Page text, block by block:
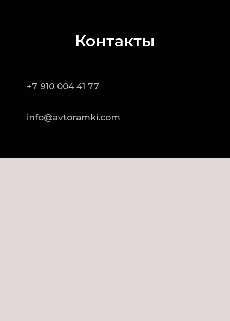
Контакты
+7 910 004 41 77
info@avtoramki.com